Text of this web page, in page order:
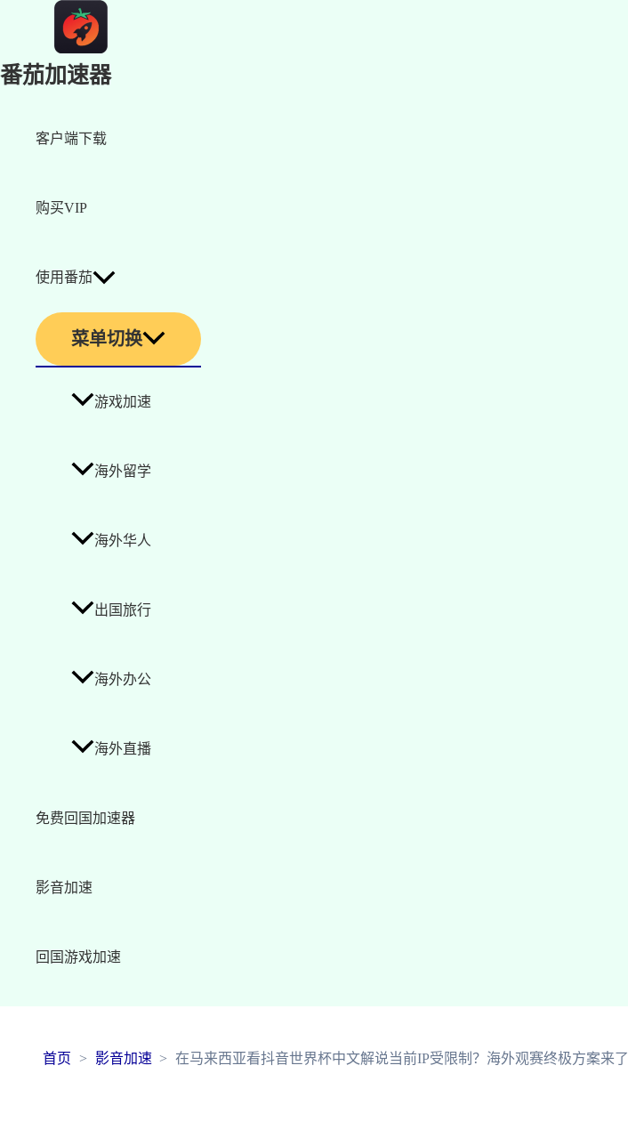
番茄加速器
客户端下载
购买VIP
使用番茄
菜单切换
游戏加速
海外留学
海外华人
出国旅行
海外办公
海外直播
免费回国加速器
影音加速
回国游戏加速
首页 影音加速 在马来西亚看抖音世界杯中文解说当前IP受限制？海外观赛终极方案来了